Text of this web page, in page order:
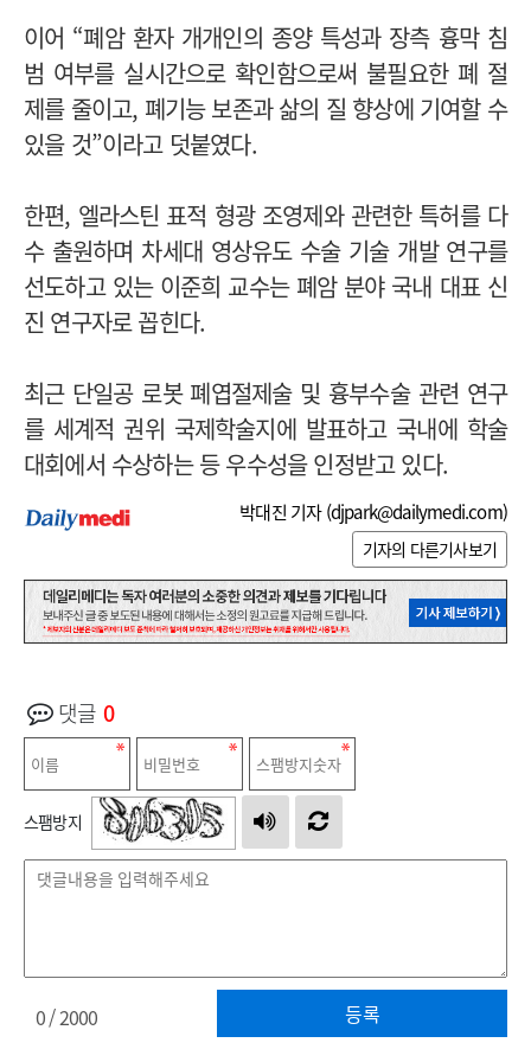
이어 “폐암 환자 개개인의 종양 특성과 장측 흉막 침
범 여부를 실시간으로 확인함으로써 불필요한 폐 절
제를 줄이고, 폐기능 보존과 삶의 질 향상에 기여할 수
있을 것”이라고 덧붙였다.
한편, 엘라스틴 표적 형광 조영제와 관련한 특허를 다
수 출원하며 차세대 영상유도 수술 기술 개발 연구를
선도하고 있는 이준희 교수는 폐암 분야 국내 대표 신
진 연구자로 꼽힌다.
최근 단일공 로봇 폐엽절제술 및 흉부수술 관련 연구
를 세계적 권위 국제학술지에 발표하고 국내에 학술
대회에서 수상하는 등 우수성을 인정받고 있다.
박대진 기자 (djpark@dailymedi.com)
기자의 다른기사보기
댓글 0
스팸방지
등록
0/ 2000